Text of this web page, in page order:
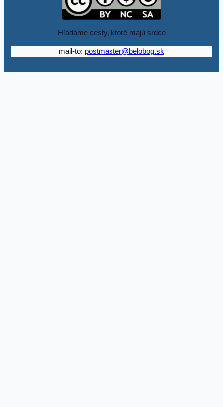
Hľadáme cesty, ktoré majú srdce
mail-to: postmaster@belobog.sk